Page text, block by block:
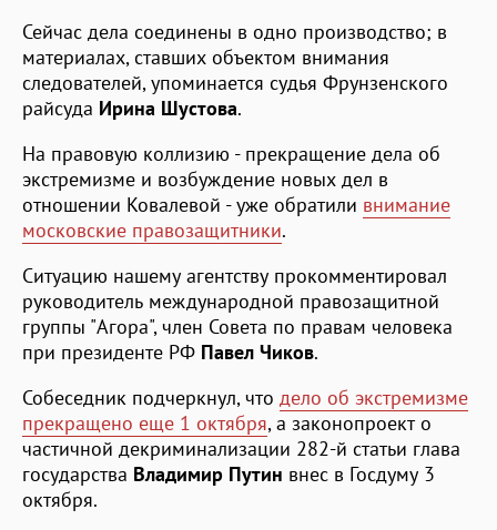
Сейчас дела соединены в одно производство; в
материалах, ставших объектом внимания
следователей, упоминается судья Фрунзенского
райсуда Ирина Шустова.
На правовую коллизию - прекращение дела об
экстремизме и возбуждение новых дел в
отношении Ковалевой - уже обратили внимание
московские правозащитники.
Ситуацию нашему агентству прокомментировал
руководитель международной правозащитной
группы "Агора", член Совета по правам человека
при президенте РФ Павел Чиков.
Собеседник подчеркнул, что дело об экстремизме
прекращено еще 1 октября, а законопроект о
частичной декриминализации 282-й статьи глава
государства Владимир Путин внес в Госдуму 3
октября.